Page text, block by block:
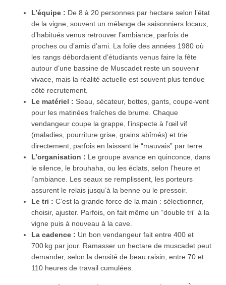
L’équipe : De 8 à 20 personnes par hectare selon l’état
de la vigne, souvent un mélange de saisonniers locaux,
d’habitués venus retrouver l’ambiance, parfois de
proches ou d’amis d’ami. La folie des années 1980 où
les rangs débordaient d’étudiants venus faire la fête
autour d’une bassine de Muscadet reste un souvenir
vivace, mais la réalité actuelle est souvent plus tendue
côté recrutement.
Le matériel : Seau, sécateur, bottes, gants, coupe-vent
pour les matinées fraîches de brume. Chaque
vendangeur coupe la grappe, l’inspecte à l’œil vif
(maladies, pourriture grise, grains abîmés) et trie
directement, parfois en laissant le “mauvais” par terre.
L’organisation : Le groupe avance en quinconce, dans
le silence, le brouhaha, ou les éclats, selon l’heure et
l’ambiance. Les seaux se remplissent, les porteurs
assurent le relais jusqu’à la benne ou le pressoir.
Le tri : C’est la grande force de la main : sélectionner,
choisir, ajuster. Parfois, on fait même un “double tri” à la
vigne puis à nouveau à la cave.
La cadence : Un bon vendangeur fait entre 400 et
700 kg par jour. Ramasser un hectare de muscadet peut
demander, selon la densité de beau raisin, entre 70 et
110 heures de travail cumulées.